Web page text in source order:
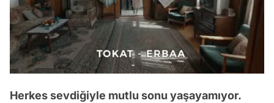
Herkes sevdiğiyle mutlu sonu yaşayamıyor.